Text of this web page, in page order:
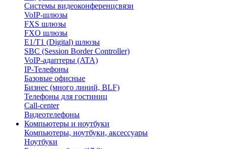
Системы видеоконференцсвязи
VoIP-шлюзы
FXS шлюзы
FXO шлюзы
E1/T1 (Digital) шлюзы
SBC (Session Border Controller)
VoIP-адаптеры (ATA)
IP-Телефоны
Базовые офисные
Бизнес (много линий, BLF)
Телефоны для гостиниц
Call-center
Видеотелефоны
Компьютеры и ноутбуки
Компьютеры, ноутбуки, аксессуары
Ноутбуки